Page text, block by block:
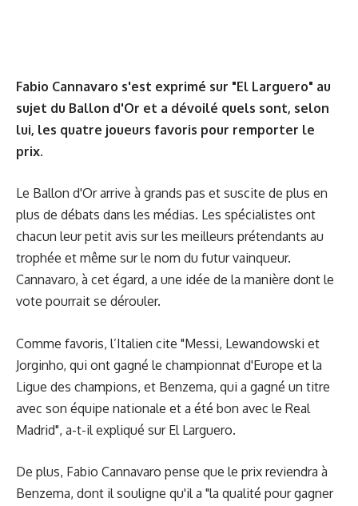
Fabio Cannavaro s'est exprimé sur "El Larguero" au
sujet du Ballon d'Or et a dévoilé quels sont, selon
lui, les quatre joueurs favoris pour remporter le
prix.
Le Ballon d'Or arrive à grands pas et suscite de plus en
plus de débats dans les médias. Les spécialistes ont
chacun leur petit avis sur les meilleurs prétendants au
trophée et même sur le nom du futur vainqueur.
Cannavaro, à cet égard, a une idée de la manière dont le
vote pourrait se dérouler.
Comme favoris, l’Italien cite "Messi, Lewandowski et
Jorginho, qui ont gagné le championnat d'Europe et la
Ligue des champions, et Benzema, qui a gagné un titre
avec son équipe nationale et a été bon avec le Real
Madrid", a-t-il expliqué sur El Larguero.
De plus, Fabio Cannavaro pense que le prix reviendra à
Benzema, dont il souligne qu'il a "la qualité pour gagner